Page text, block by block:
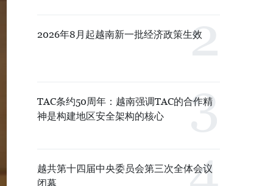
2026年8月起越南新一批经济政策生效
TAC条约50周年：越南强调TAC的合作精
神是构建地区安全架构的核心
越共第十四届中央委员会第三次全体会议
闭幕